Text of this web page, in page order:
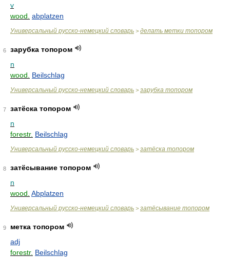
v
wood. abplatzen
Универсальный русско-немецкий словарь > делать метки топором
6
зарубка топором
n
wood.
Beilschlag
Универсальный русско-немецкий словарь > зарубка топором
7
затёска топором
n
forestr. Beilschlag
Универсальный русско-немецкий словарь > затёска топором
8
затёсывание топором
n
wood. Abplatzen
Универсальный русско-немецкий словарь > затёсывание топором
9
метка топором
adj
forestr. Beilschlag